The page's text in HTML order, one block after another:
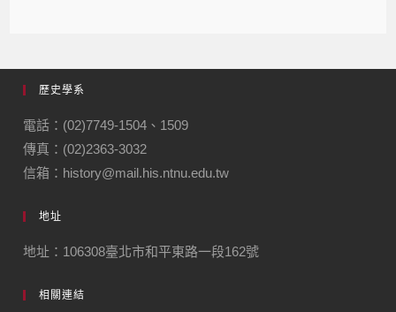
歷史學系
電話：(02)7749-1504、1509
傳真：(02)2363-3032
信箱：history@mail.his.ntnu.edu.tw
地址
地址：106308臺北市和平東路一段162號
相關連結